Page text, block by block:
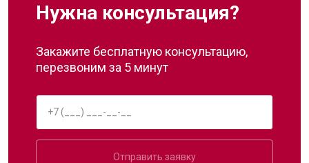
Нужна консультация?
Закажите бесплатную консультацию,
перезвоним за 5 минут
Отправить заявку